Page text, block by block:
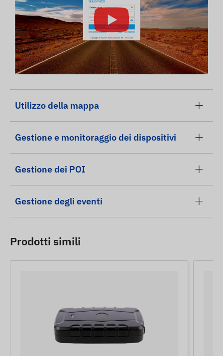
Utilizzo della mappa
Gestione e monitoraggio dei dispositivi
Gestione dei POI
Gestione degli eventi
Prodotti simili